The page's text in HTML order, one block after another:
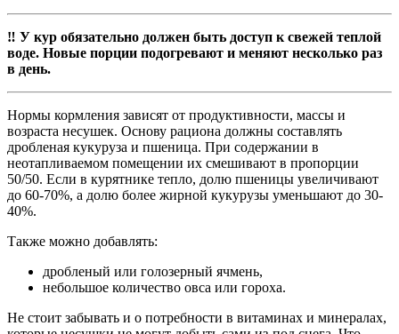
‼️ У кур обязательно должен быть доступ к свежей теплой
воде. Новые порции подогревают и меняют несколько раз
в день.
Нормы кормления зависят от продуктивности, массы и
возраста несушек. Основу рациона должны составлять
дробленая кукуруза и пшеница. При содержании в
неотапливаемом помещении их смешивают в пропорции
50/50. Если в курятнике тепло, долю пшеницы увеличивают
до 60-70%, а долю более жирной кукурузы уменьшают до 30-
40%.
Также можно добавлять:
дробленый или голозерный ячмень,
небольшое количество овса или гороха.
Не стоит забывать и о потребности в витаминах и минералах,